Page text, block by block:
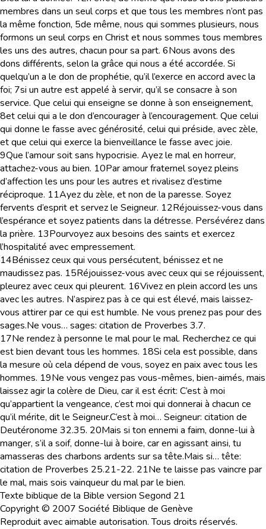
membres dans un seul corps et que tous les membres n’ont pas
la même fonction, 5de même, nous qui sommes plusieurs, nous
formons un seul corps en Christ et nous sommes tous membres
les uns des autres, chacun pour sa part. 6Nous avons des
dons différents, selon la grâce qui nous a été accordée. Si
quelqu’un a le don de prophétie, qu’il l’exerce en accord avec la
foi; 7si un autre est appelé à servir, qu’il se consacre à son
service. Que celui qui enseigne se donne à son enseignement,
8et celui qui a le don d’encourager à l’encouragement. Que celui
qui donne le fasse avec générosité, celui qui préside, avec zèle,
et que celui qui exerce la bienveillance le fasse avec joie.
9Que l’amour soit sans hypocrisie. Ayez le mal en horreur,
attachez-vous au bien. 10Par amour fraternel soyez pleins
d’affection les uns pour les autres et rivalisez d’estime
réciproque. 11Ayez du zèle, et non de la paresse. Soyez
fervents d’esprit et servez le Seigneur. 12Réjouissez-vous dans
l’espérance et soyez patients dans la détresse. Persévérez dans
la prière. 13Pourvoyez aux besoins des saints et exercez
l’hospitalité avec empressement.
14Bénissez ceux qui vous persécutent, bénissez et ne
maudissez pas. 15Réjouissez-vous avec ceux qui se réjouissent,
pleurez avec ceux qui pleurent. 16Vivez en plein accord les uns
avec les autres. N’aspirez pas à ce qui est élevé, mais laissez-
vous attirer par ce qui est humble. Ne vous prenez pas pour des
sages.Ne vous… sages: citation de Proverbes 3.7.
17Ne rendez à personne le mal pour le mal. Recherchez ce qui
est bien devant tous les hommes. 18Si cela est possible, dans
la mesure où cela dépend de vous, soyez en paix avec tous les
hommes. 19Ne vous vengez pas vous-mêmes, bien-aimés, mais
laissez agir la colère de Dieu, car il est écrit: C’est à moi
qu’appartient la vengeance, c’est moi qui donnerai à chacun ce
qu’il mérite, dit le Seigneur.C’est à moi… Seigneur: citation de
Deutéronome 32.35. 20Mais si ton ennemi a faim, donne-lui à
manger, s’il a soif, donne-lui à boire, car en agissant ainsi, tu
amasseras des charbons ardents sur sa tête.Mais si… tête:
citation de Proverbes 25.21-22. 21Ne te laisse pas vaincre par
le mal, mais sois vainqueur du mal par le bien.
Texte biblique de la Bible version Segond 21
Copyright © 2007 Société Biblique de Genève
Reproduit avec aimable autorisation. Tous droits réservés.